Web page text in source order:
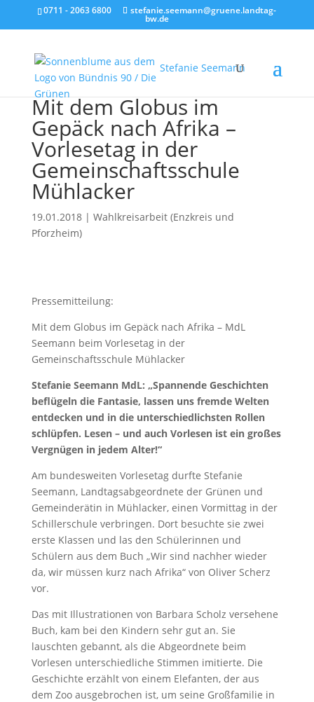
0711 - 2063 6800 stefanie.seemann@gruene.landtag-
bw.de
Stefanie Seemann
Mit dem Globus im
Gepäck nach Afrika –
Vorlesetag in der
Gemeinschaftsschule
Mühlacker
19.01.2018| Wahlkreisarbeit (Enzkreis und
Pforzheim)
Pressemitteilung:
Mit dem Globus im Gepäck nach Afrika – MdL
Seemann beim Vorlesetag in der
Gemeinschaftsschule Mühlacker
Stefanie Seemann MdL: „Spannende Geschichten
beflügeln die Fantasie, lassen uns fremde Welten
entdecken und in die unterschiedlichsten Rollen
schlüpfen. Lesen – und auch Vorlesen ist ein großes
Vergnügen in jedem Alter!“
Am bundesweiten Vorlesetag durfte Stefanie
Seemann, Landtagsabgeordnete der Grünen und
Gemeinderätin in Mühlacker, einen Vormittag in der
Schillerschule verbringen. Dort besuchte sie zwei
erste Klassen und las den Schülerinnen und
Schülern aus dem Buch „Wir sind nachher wieder
da, wir müssen kurz nach Afrika“ von Oliver Scherz
vor.
Das mit Illustrationen von Barbara Scholz versehene
Buch, kam bei den Kindern sehr gut an. Sie
lauschten gebannt, als die Abgeordnete beim
Vorlesen unterschiedliche Stimmen imitierte. Die
Geschichte erzählt von einem Elefanten, der aus
dem Zoo ausgebrochen ist, um seine Großfamilie in